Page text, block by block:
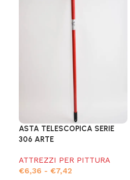
ASTA TELESCOPICA SERIE
306 ARTE
ATTREZZI PER PITTURA
€6,36 - €7,42